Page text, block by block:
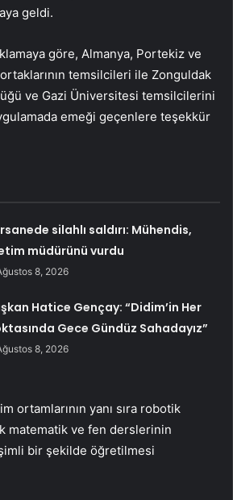
geldi.
göre, Almanya, Portekiz ve
temsilcileri ile Zonguldak
ve Gazi Üniversitesi temsilcilerini
emeği geçenlere teşekkür
silahlı saldırı: Mühendis,
müdürünü vurdu
8, 2026
Hatice Gençay: “Didim’in Her
Gece Gündüz Sahadayız”
8, 2026
ortamlarının yanı sıra robotik
matematik ve fen derslerinin
bir şekilde öğretilmesi